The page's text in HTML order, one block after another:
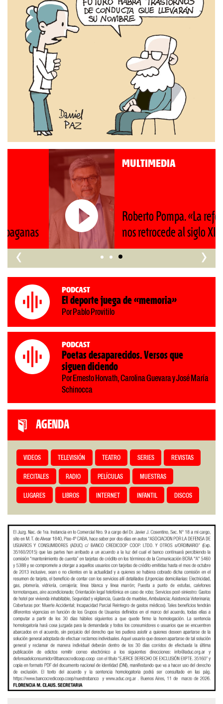
MULTIMEDIA
Roberto Pompa. «La reforma
nos retrocede al siglo XIX»
‹ ›
Podcast
El deporte juega de «memoria»
Por Pablo Provitilo
Podcast
Poetas desaparecidos. Versos que
siguen diciendo
Por Ernesto Horvath, Carolina Guevara y José María
Schinocca
AGENDA
VIDEOS TELEVISIÓN TEATRO SERIES REVISTAS
RECITALES RADIO PELÍCULAS MUESTRAS
LUGARES LIBROS INTERNET INFANTIL DISCOS